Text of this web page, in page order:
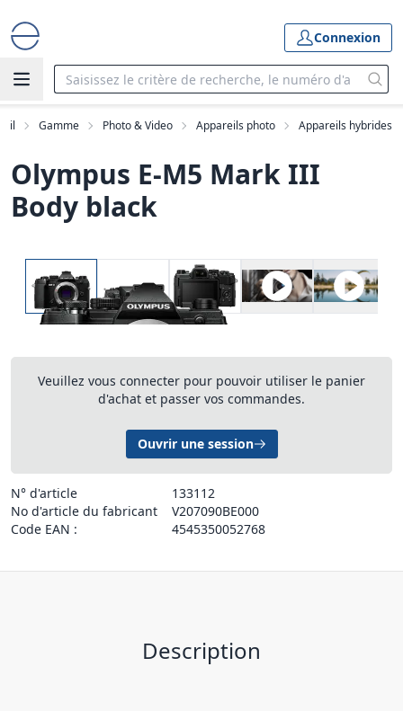
Connexion
Gamme Photo & Video Appareils photo Appareils hybrides
Olympus E-M5 Mark III
Body black
Veuillez vous connecter pour pouvoir utiliser le panier
d'achat et passer vos commandes.
Ouvrir une session
N° d'article
133112
No d'article du fabricant
V207090BE000
Code EAN :
4545350052768
Description